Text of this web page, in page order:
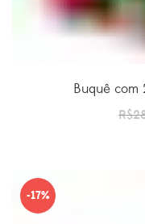
Buquê com
R$
-17%